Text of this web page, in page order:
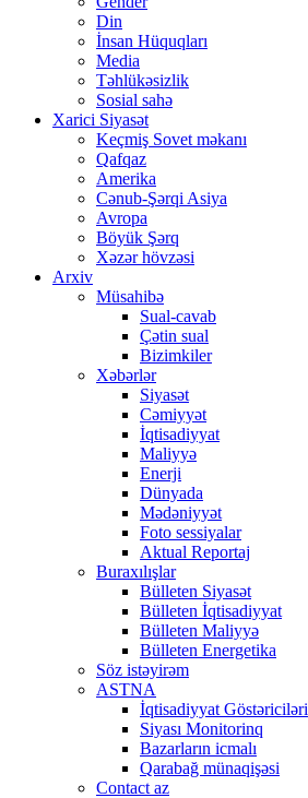
Din
İnsan Hüquqları
Media
Təhlükəsizlik
Sosial sahə
Xarici Siyasət
Keçmiş Sovet məkanı
Qafqaz
Amerika
Cənub-Şərqi Asiya
Avropa
Böyük Şərq
Xəzər hövzəsi
Arxiv
Müsahibə
Sual-cavab
Çətin sual
Bizimkiler
Xəbərlər
Siyasət
Cəmiyyət
İqtisadiyyat
Maliyyə
Enerji
Dünyada
Mədəniyyət
Foto sessiyalar
Aktual Reportaj
Buraxılışlar
Bülleten Siyasət
Bülleten İqtisadiyyat
Bülleten Maliyyə
Bülleten Energetika
Söz istəyirəm
ASTNA
İqtisadiyyat Göstəriciləri
Siyası Monitorinq
Bazarların icmalı
Qarabağ münaqişəsi
Contact az